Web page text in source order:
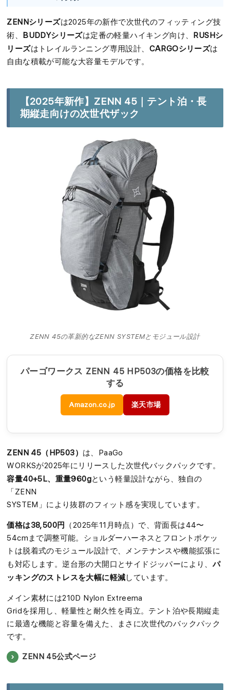
ZENNシリーズは2025年の新作で次世代のフィッティング技
術、
BUDDYシリーズは定番の軽量ハイキング向け、 RUSHシ
リーズはトレイルランニング専用設計、 CARGOシリーズは
自由な積載が可能な大容量モデルです。
【2025年新作】ZENN 45｜テント泊・長
期縦走向けの次世代ザック
ZENN 45の革新的なZENN SYSTEMとモジュール設計
パーゴワークス ZENN 45 HP503の価格を比較
する
Amazon.co.jp 楽天市場
ZENN 45（HP503） は、PaaGo
WORKSが2025年にリリースした次世代バックパックです。
容量40+5L、重量960gという軽量設計ながら、独自の
「ZENN
SYSTEM」により抜群のフィット感を実現しています。
価格は38,500円
（2025年11月時点）で、背面長は44〜
54cmまで調整可能。ショルダーハーネスとフロントポケッ
トは脱着式のモジュール設計で、メンテナンスや機能拡張に
も対応します。逆台形の大開口とサイドジッパーにより、 パ
ッキングのストレスを大幅に軽減しています。
メイン素材には210D Nylon Extreema
Gridを採用し、軽量性と耐久性を両立。テント泊や長期縦走
に最適な機能と容量を備えた、まさに次世代のバックパック
です。
ZENN 45公式ページ